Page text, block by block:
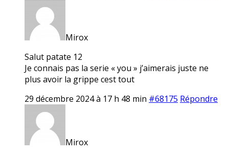
Mirox
Salut patate 12
Je connais pas la serie « you » j’aimerais juste ne
plus avoir la grippe cest tout
29 décembre 2024 à 17 h 48 min #68175 Répondre
Mirox